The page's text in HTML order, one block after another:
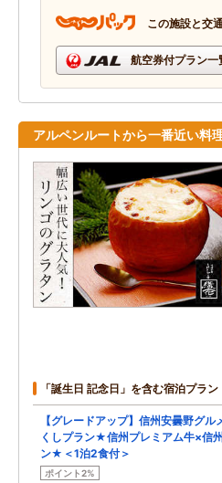
この施設と交
航空券付プラン一
アルペンルートから一番近い料
「誕生日 記念日」を含む宿泊プラン
【グレードアップ】信州安曇野グル
くしプラン★信州プレミアム牛×信
ン★＜1泊2食付＞
ポイント2%